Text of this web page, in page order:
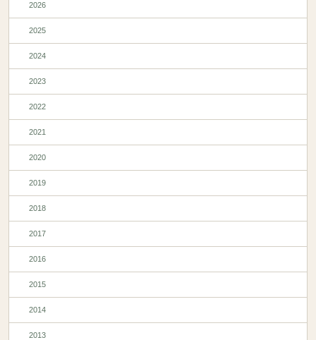
2026
2025
2024
2023
2022
2021
2020
2019
2018
2017
2016
2015
2014
2013